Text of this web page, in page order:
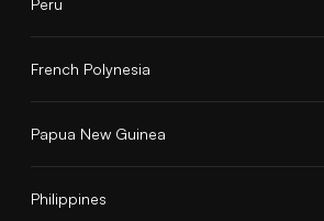
Peru
French Polynesia
Papua New Guinea
Philippines